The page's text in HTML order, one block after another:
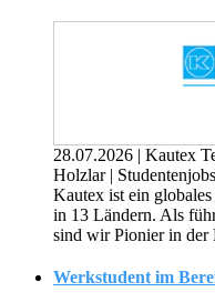
28.07.2026 | Kautex
Holzlar |
Kautex ist ein
in 13 Ländern. Als
sind wir Pionier in der